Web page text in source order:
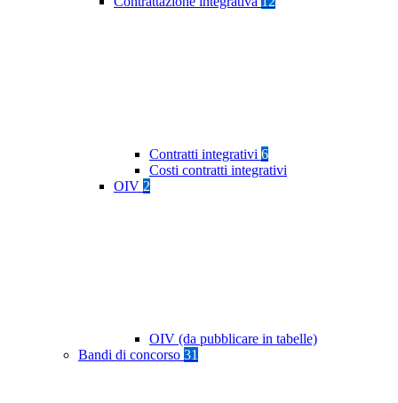
Contratti integrativi 6
Costi contratti integrativi
OIV 2
OIV (da pubblicare in tabelle)
Bandi di concorso 31